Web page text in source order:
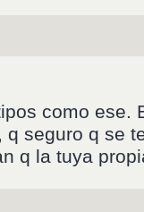
como ese.
q seguro q se
q la tuya